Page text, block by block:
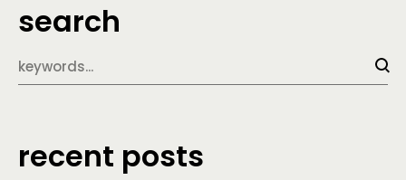
search
recent posts